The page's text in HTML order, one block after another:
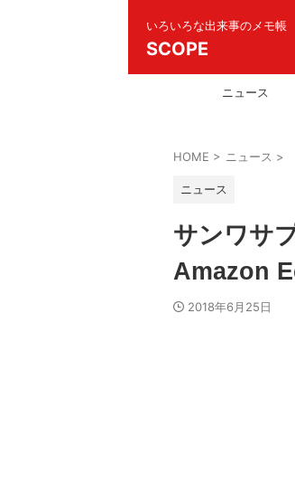
いろいろな出来事のメモ帳
SCOPE
ニュース
HOME > ニュース >
ニュース
サンワサ
Amazon
2018年6月25日